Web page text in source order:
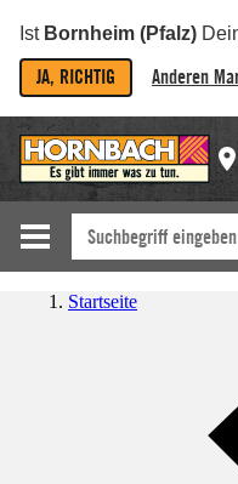
Ist Bornheim (Pfalz)
JA, RICHTIG Anderen
Startseite